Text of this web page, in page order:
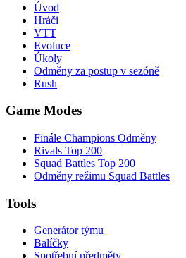
Úvod
Hráči
VTT
Evoluce
Úkoly
Odměny za postup v sezóně
Rush
Game Modes
Finále Champions Odměny
Rivals Top 200
Squad Battles Top 200
Odměny režimu Squad Battles
Tools
Generátor týmu
Balíčky